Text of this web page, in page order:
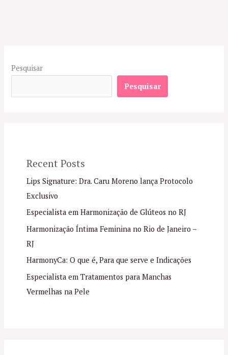
Pesquisar
Pesquisar
Recent Posts
Lips Signature: Dra. Caru Moreno lança Protocolo
Exclusivo
Especialista em Harmonização de Glúteos no RJ
Harmonização Íntima Feminina no Rio de Janeiro –
RJ
HarmonyCa: O que é, Para que serve e Indicações
Especialista em Tratamentos para Manchas
Vermelhas na Pele